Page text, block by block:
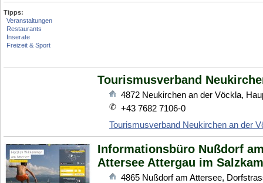
Tipps:
Veranstaltungen
Restaurants
Inserate
Freizeit & Sport
Tourismusverband
4872 Neukirchen an der Vöckla,
+43 7682 7106-0
Tourismusverband Neukirchen an der
Informationsbüro Nußdorf
Attersee Attergau im
4865 Nußdorf am Attersee,